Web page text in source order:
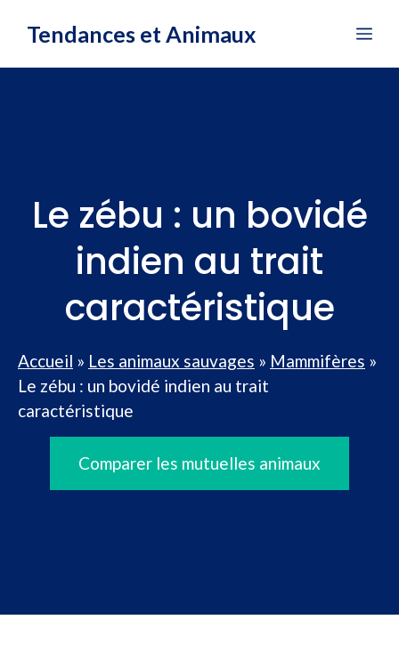
Tendances et Animaux
Le zébu : un bovidé
indien au trait
caractéristique
Accueil » Les animaux sauvages » Mammifères »
Le zébu : un bovidé indien au trait
caractéristique
Comparer les mutuelles animaux